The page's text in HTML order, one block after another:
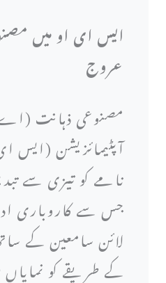
ایس ای او میں
عروج
مصنوعی ذہانت
آپٹیمائزیشن (ایس
نامے کو تیزی سے
جس سے کاروباری
لائن سامعین کے
کے طریقے کو نمایاں